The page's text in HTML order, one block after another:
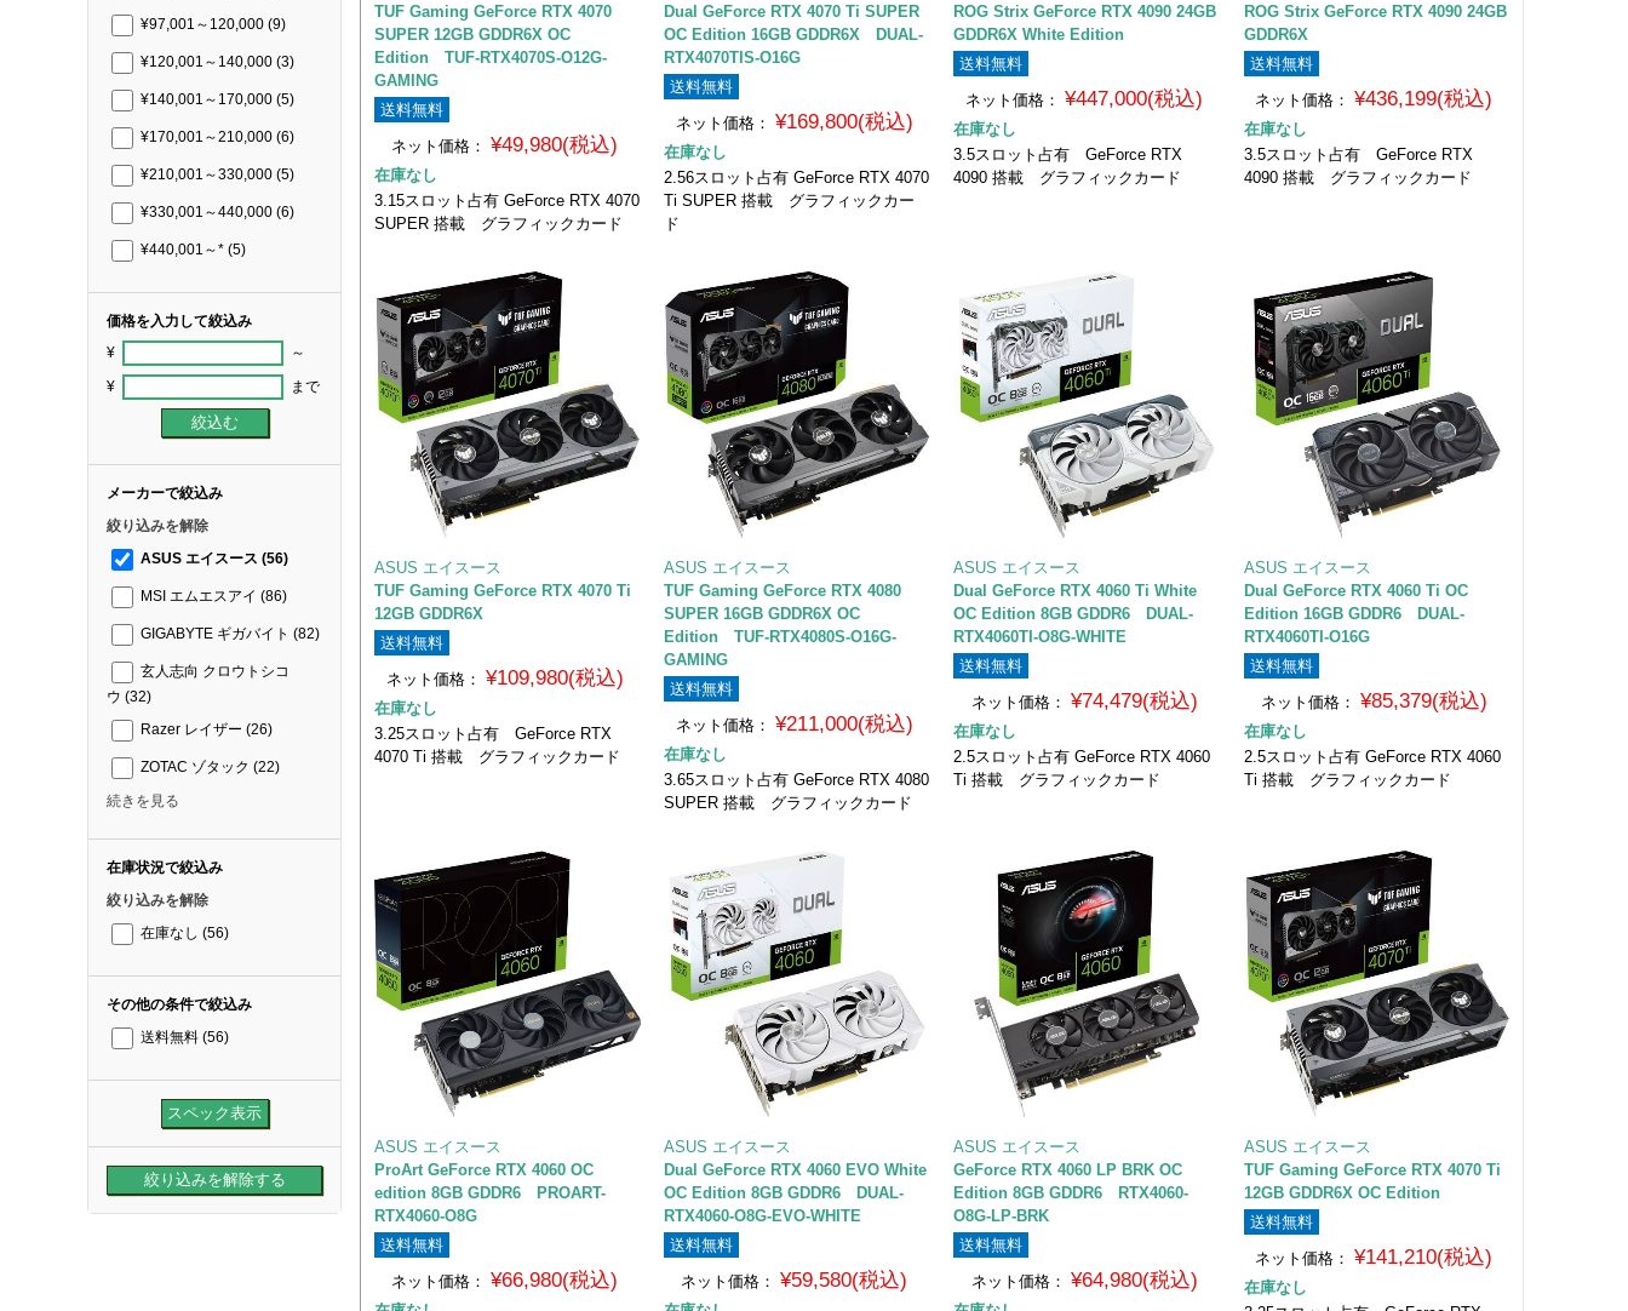
¥97,001～120,000 (9)
¥120,001～140,000 (3)
¥140,001～170,000 (5)
¥170,001～210,000 (6)
¥210,001～330,000 (5)
¥330,001～440,000 (6)
¥440,001～* (5)
価格を入力して絞込み
¥ ～
¥ まで
メーカーで絞込み
絞り込みを解除
ASUS エイスース (56)
MSI エムエスアイ (86)
GIGABYTE ギガバイト (82)
玄人志向 クロウトシコ
ウ (32)
Razer レイザー (26)
ZOTAC ゾタック (22)
続きを見る
在庫状況で絞込み
絞り込みを解除
在庫なし (56)
その他の条件で絞込み
送料無料 (56)
TUF Gaming GeForce RTX 4070
SUPER 12GB GDDR6X OC
Edition TUF-RTX4070S-O12G-
GAMING
送料無料
ネット価格：
¥49,980(税込)
在庫なし
3.15スロット占有 GeForce RTX 4070
SUPER 搭載 グラフィックカード
Dual GeForce RTX 4070 Ti SUPER
OC Edition 16GB GDDR6X DUAL-
RTX4070TIS-O16G
送料無料
ネット価格： ¥169,800(税込)
在庫なし
2.56スロット占有 GeForce RTX 4070
Ti SUPER 搭載 グラフィックカー
ド
ROG Strix GeForce RTX 4090 24GB
GDDR6X White Edition
送料無料
ネット価格：
¥447,000(税込)
在庫なし
3.5スロット占有 GeForce RTX
4090 搭載 グラフィックカード
ROG Strix GeForce RTX 4090 24GB
GDDR6X
送料無料
ネット価格：
¥436,199(税込)
在庫なし
3.5スロット占有 GeForce RTX
4090 搭載 グラフィックカード
ASUS エイスース
TUF Gaming GeForce RTX 4070 Ti
12GB GDDR6X
送料無料
ネット価格： ¥109,980(税込)
在庫なし
3.25スロット占有 GeForce RTX
4070 Ti 搭載 グラフィックカード
ASUS エイスース
TUF Gaming GeForce RTX 4080
SUPER 16GB GDDR6X OC
Edition TUF-RTX4080S-O16G-
GAMING
送料無料
ネット価格： ¥211,000(税込)
在庫なし
3.65スロット占有 GeForce RTX 4080
SUPER 搭載 グラフィックカード
ASUS エイスース
Dual GeForce RTX 4060 Ti White
OC Edition 8GB GDDR6 DUAL-
RTX4060TI-O8G-WHITE
送料無料
ネット価格： ¥74,479(税込)
在庫なし
2.5スロット占有 GeForce RTX 4060
Ti 搭載 グラフィックカード
ASUS エイスース
Dual GeForce RTX 4060 Ti OC
Edition 16GB GDDR6 DUAL-
RTX4060TI-O16G
送料無料
ネット価格： ¥85,379(税込)
在庫なし
2.5スロット占有 GeForce RTX 4060
Ti 搭載 グラフィックカード
ASUS エイスース
ProArt GeForce RTX 4060 OC
edition 8GB GDDR6 PROART-
RTX4060-O8G
送料無料
ネット価格：
¥66,980(税込)
ASUS エイスース
Dual GeForce RTX 4060 EVO White
OC Edition 8GB GDDR6 DUAL-
RTX4060-O8G-EVO-WHITE
送料無料
ネット価格：
¥59,580(税込)
ASUS エイスース
GeForce RTX 4060 LP BRK OC
Edition 8GB GDDR6 RTX4060-
O8G-LP-BRK
送料無料
ネット価格： ¥64,980(税込)
ASUS エイスース
TUF Gaming GeForce RTX 4070 Ti
12GB GDDR6X OC Edition
送料無料
ネット価格：
¥141,210(税込)
在庫なし